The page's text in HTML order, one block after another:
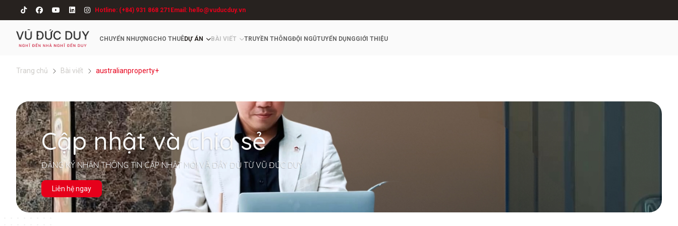
Hotline: (+84) 931 868 271 Email: hello@vuducduy.vn
CHUYỂN NHƯỢNGCHO THUÊDỰ ÁN BÀI VIẾT TRUYỀN THÔNGĐỘI NGŨTUYỂN DỤNGGIỚI THIỆU
Trang chủ Bài viết australianproperty+
Cập nhật và chia sẻ
ĐĂNG KÝ NHẬN THÔNG TIN CẬP NHẬT MỚI VÀ ĐẦY ĐỦ TỪ VŨ ĐỨC DUY
Liên hệ ngay